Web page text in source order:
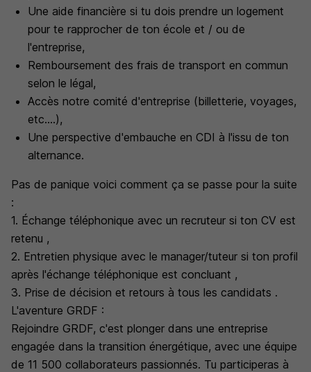
Une aide financière si tu dois prendre un logement
pour te rapprocher de ton école et / ou de
l'entreprise,
Remboursement des frais de transport en commun
selon le légal,
Accès notre comité d'entreprise (billetterie, voyages,
etc....),
Une perspective d'embauche en CDI à l'issu de ton
alternance.
Pas de panique voici comment ça se passe pour la suite
:
1. Échange téléphonique avec un recruteur si ton CV est
retenu ,
2. Entretien physique avec le manager/tuteur si ton profil
après l'échange téléphonique est concluant ,
3. Prise de décision et retours à tous les candidats .
L'aventure GRDF :
Rejoindre GRDF, c'est plonger dans une entreprise
engagée dans la transition énergétique, avec une équipe
de 11 500 collaborateurs passionnés. Tu participeras à